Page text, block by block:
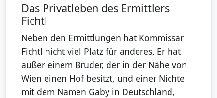
Das Privatleben des Ermittlers
Fichtl
Neben den Ermittlungen hat Kommissar
Fichtl nicht viel Platz für anderes. Er hat
außer einem Bruder, der in der Nähe von
Wien einen Hof besitzt, und einer Nichte
mit dem Namen Gaby in Deutschland,